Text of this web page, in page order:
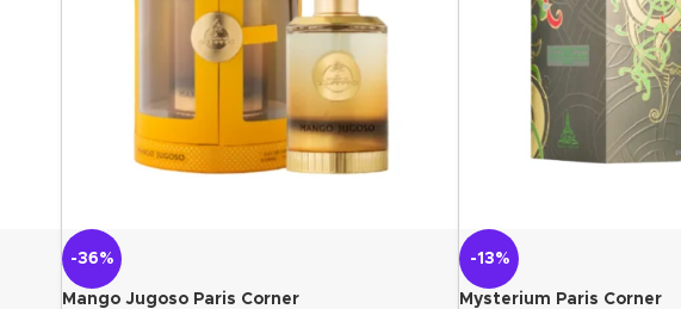
-36%
Mango Jugoso Paris Corner
-13%
Mysterium Paris Corner